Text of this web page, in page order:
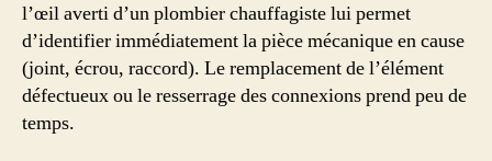
l’œil averti d’un plombier chauffagiste lui permet
d’identifier immédiatement la pièce mécanique en cause
(joint, écrou, raccord). Le remplacement de l’élément
défectueux ou le resserrage des connexions prend peu de
temps.